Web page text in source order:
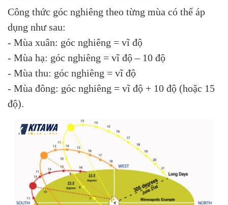
Công thức góc nghiêng theo từng mùa có thể áp
dụng như sau:
- Mùa xuân: góc nghiêng = vĩ độ
- Mùa hạ: góc nghiêng = vĩ độ – 10 độ
- Mùa thu: góc nghiêng = vĩ độ
- Mùa đông: góc nghiêng = vĩ độ + 10 độ (hoặc 15
độ).